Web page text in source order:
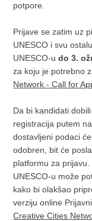
potpore.
Prijave se zatim uz
UNESCO i svu
UNESCO-udo 3.
za koju je potrebno
Network - Call for
Da bi kandidati
registracija putem
dostavljeni podaci
odobren, bit će
platformu za
UNESCO-u može
kako bi olakšao
verziju online
Creative Cities